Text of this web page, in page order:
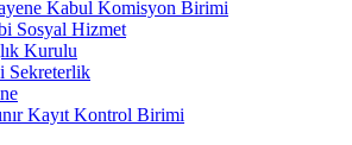
Kabul Komisyon Birimi
Sosyal Hizmet
Kurulu
Sekreterlik
Kayıt Kontrol Birimi